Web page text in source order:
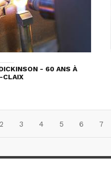
- 60 ANS À
CLAIX
2 3 4 5 6 7